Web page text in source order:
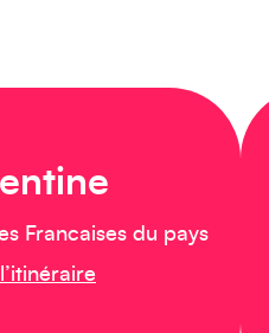
Francaises du pays